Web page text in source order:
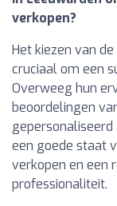
verkopen?
Het kiezen van
cruciaal om een
Overweeg hun
beoordelingen
gepersonaliseerd
een goede staat
verkopen en een
professionaliteit.